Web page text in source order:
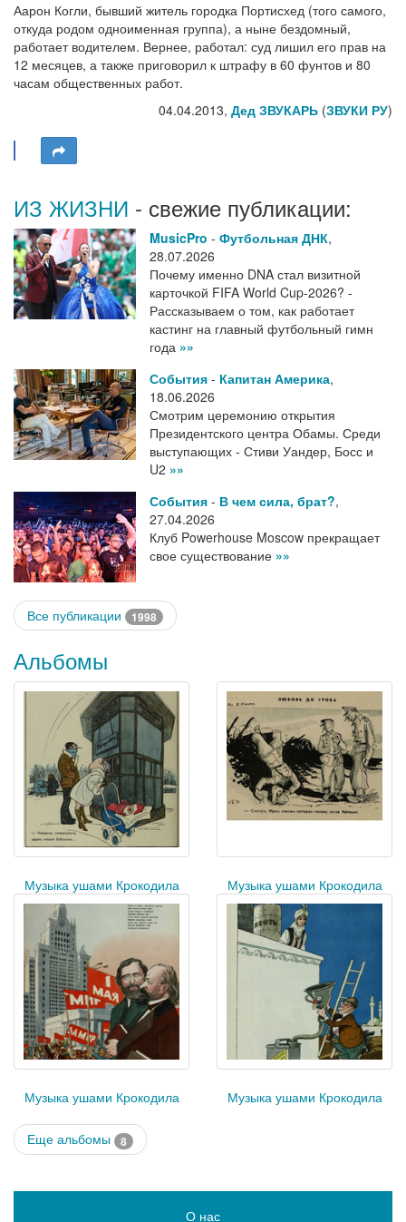
Аарон Когли, бывший житель городка Портисхед (того самого,
откуда родом одноименная группа), а ныне бездомный,
работает водителем. Вернее, работал: суд лишил его прав на
12 месяцев, а также приговорил к штрафу в 60 фунтов и 80
часам общественных работ.
04.04.2013, Дед ЗВУКАРЬ (ЗВУКИ РУ)
ИЗ ЖИЗНИ - свежие публикации:
MusicPro - Футбольная ДНК,
28.07.2026
Почему именно DNA стал визитной
карточкой FIFA World Cup-2026? -
Рассказываем о том, как работает
кастинг на главный футбольный гимн
года »»
События - Капитан Америка,
18.06.2026
Смотрим церемонию открытия
Президентского центра Обамы. Среди
выступающих - Стиви Уандер, Босс и
U2 »»
События - В чем сила, брат?,
27.04.2026
Клуб Powerhouse Moscow прекращает
свое существование »»
Все публикации 1998
Альбомы
Музыка ушами Крокодила Музыка ушами Крокодила
Музыка ушами Крокодила Музыка ушами Крокодила
Еще альбомы 8
О нас